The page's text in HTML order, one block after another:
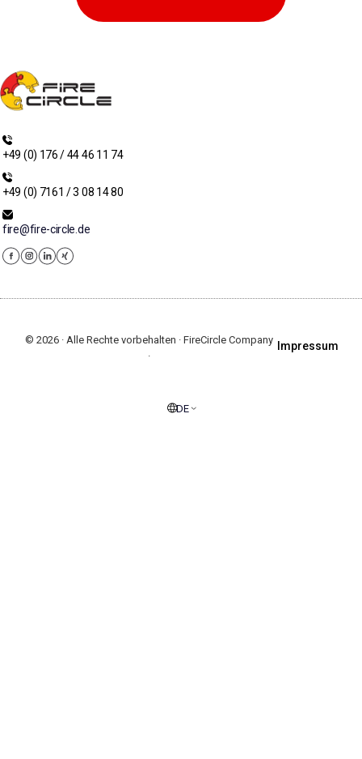
+49 (0) 176 / 44 46 11 74
+49 (0) 7161 / 3 08 14 80
fire@fire-circle.de
© 2026 · Alle Rechte vorbehalten · FireCircle Company
·
Impressum
DE